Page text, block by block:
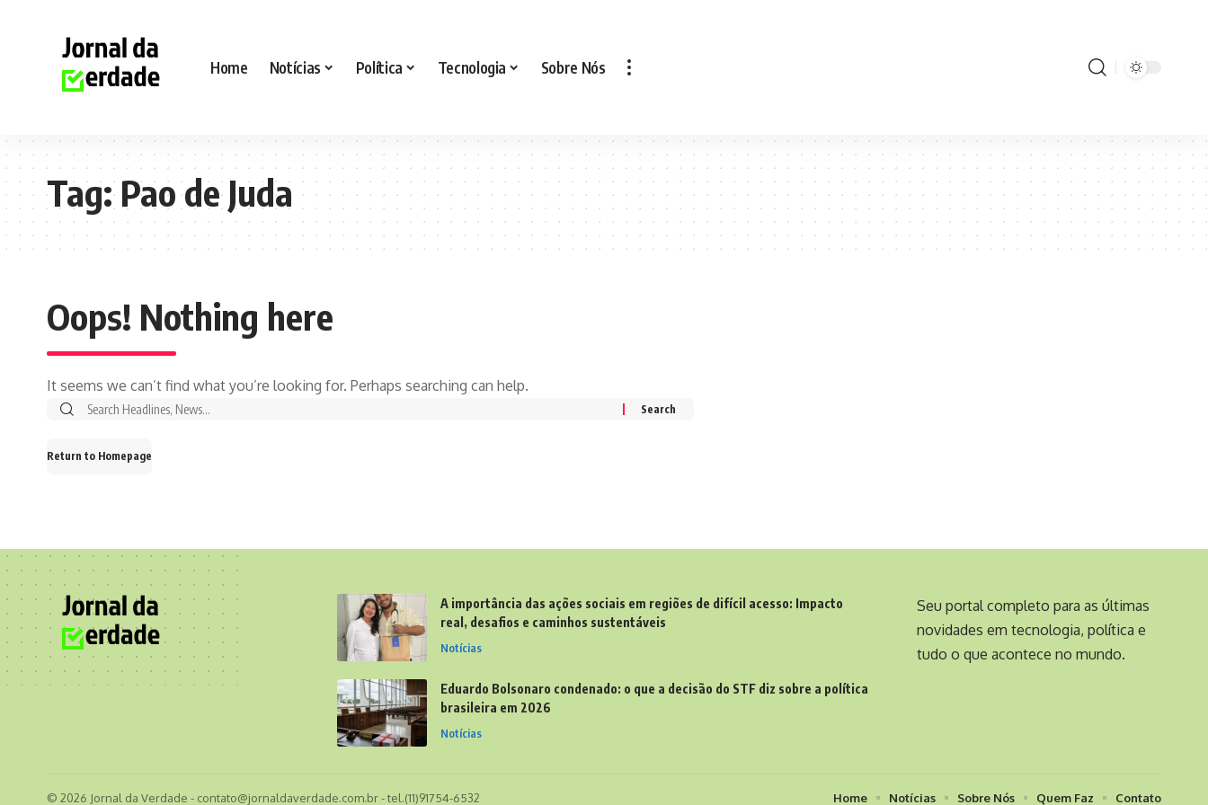
Home Notícias Política Tecnologia Sobre Nós
Tag:Pao de Juda
Oops! Nothing here
It seems we can’t find what you’re looking for. Perhaps searching can help.
Search
Return to Homepage
A importância das ações sociais em regiões de difícil acesso: Impacto
real, desafios e caminhos sustentáveis
Notícias
Eduardo Bolsonaro condenado: o que a decisão do STF diz sobre a política
brasileira em 2026
Notícias
Seu portal completo para as últimas
novidades em tecnologia, política e
tudo o que acontece no mundo.
© 2026 Jornal da Verdade - contato@jornaldaverdade.com.br- tel.(11)91754-6532 Home Notícias Sobre Nós Quem Faz Contato